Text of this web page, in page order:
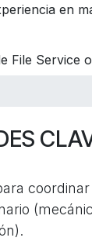
en
File Service